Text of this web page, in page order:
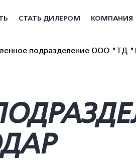
СТАТЬ ДИЛЕРОМ КОМПАНИЯ
подразделение ООО "ТД